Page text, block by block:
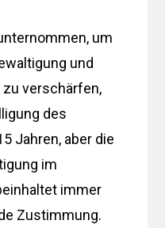
um
und
verschärfen,
des
Jahren, aber die
im
immer
Zustimmung.